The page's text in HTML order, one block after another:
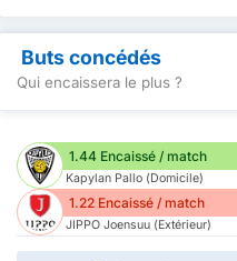
Buts concédés
Qui encaissera le plus ?
1.44 Encaissé / match
Kapylan Pallo (Domicile)
1.22 Encaissé / match
JIPPO Joensuu (Extérieur)